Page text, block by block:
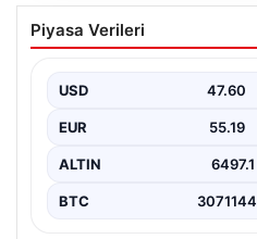
DAP Yapı’dan
Konut Güvencesiyle
Hayata Geçiyor
Gayrimenkul sektöründe
projeleriyle tanınan DAP
Piyasa Verileri
USD 47.60
EUR 55.19
ALTIN 6497.1
BTC 3071144